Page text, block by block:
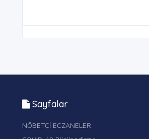
Sayfalar
NÖBETÇİ ECZANELER